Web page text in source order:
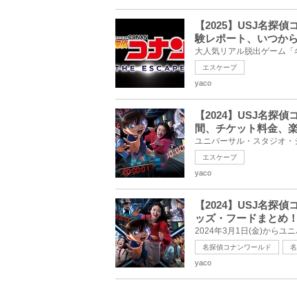
【2025】USJ名探
験レポート、いつか
エスケープ
yaco
【2024】USJ名探偵
間、チケット料金、
エスケープ
yaco
【2024】USJ名探
ッズ・フードまとめ！
名探偵コナンワールド
yaco